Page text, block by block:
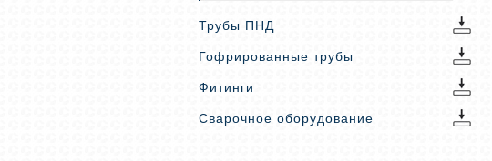
Трубы ПНД
Гофрированные трубы
Фитинги
Сварочное оборудование